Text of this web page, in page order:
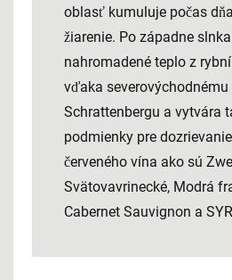
oblasť kumuluje počas
žiarenie. Po západne
nahromadené teplo z
vďaka severovýchodnému
Schrattenbergu a vytvára
podmienky pre
červeného vína ako sú
Svätovavrinecké, Modrá
Cabernet Sauvignon a